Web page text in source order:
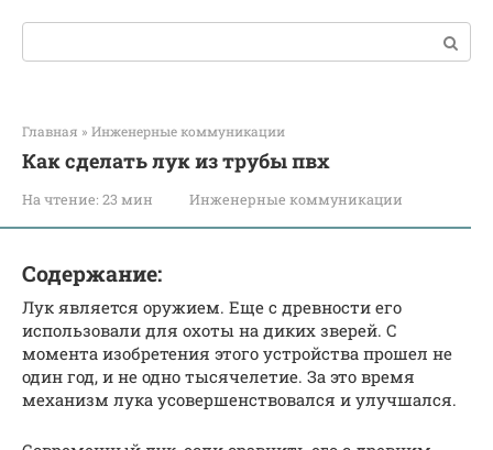
Поиск:
Главная » Инженерные коммуникации
Как сделать лук из трубы пвх
На чтение: 23 мин Инженерные коммуникации
Содержание:
Лук является оружием. Еще с древности его
использовали для охоты на диких зверей. С
момента изобретения этого устройства прошел не
один год, и не одно тысячелетие. За это время
механизм лука усовершенствовался и улучшался.